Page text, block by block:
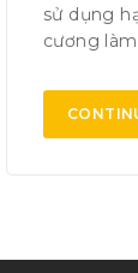
sử dụng
cương